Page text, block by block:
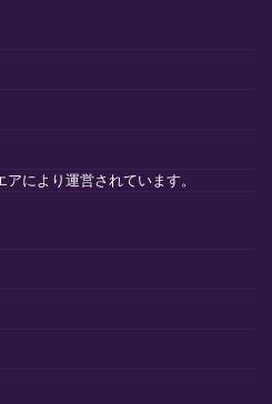
により運営されています。